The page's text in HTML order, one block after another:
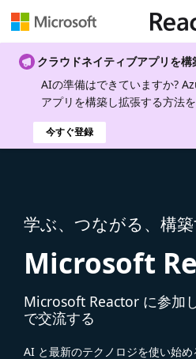
クラウドネイティブアプリを構
AIの準備はできていますか?
アプリを構築し拡張する方法を
今すぐ登録
学ぶ、つながる、構
Microsoft
Microsoft Reactor に参加
で交流する
AI と最新のテクノロジを使い始